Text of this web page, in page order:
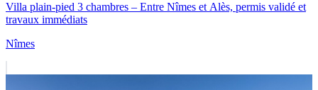
Villa plain-pied 3 chambres – Entre Nîmes et Alès, permis validé et
travaux immédiats
Nîmes